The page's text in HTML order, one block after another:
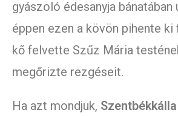
gyászoló édesanyja bánatában
éppen ezen a kövön pihente ki
kő felvette Szűz Mária
megőrizte rezgéseit.
Ha azt mondjuk, Szentbékkálla